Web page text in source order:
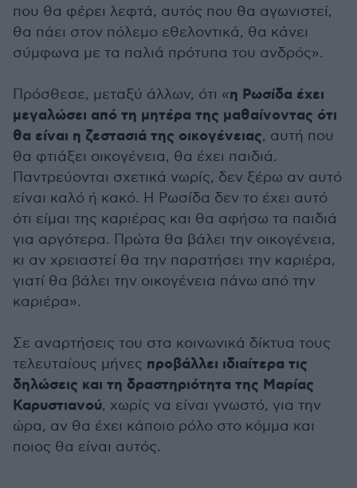
που θα φέρει λεφτά, αυτός που θα αγωνιστεί,
θα πάει στον πόλεμο εθελοντικά, θα κάνει
σύμφωνα με τα παλιά πρότυπα του ανδρός».
Πρόσθεσε, μεταξύ άλλων, ότι «η Ρωσίδα έχει
μεγαλώσει από τη μητέρα της μαθαίνοντας ότι
θα είναι η ζεστασιά της οικογένειας, αυτή που
θα φτιάξει οικογένεια, θα έχει παιδιά.
Παντρεύονται σχετικά νωρίς, δεν ξέρω αν αυτό
είναι καλό ή κακό. Η Ρωσίδα δεν το έχει αυτό
ότι είμαι της καριέρας και θα αφήσω τα παιδιά
για αργότερα. Πρώτα θα βάλει την οικογένεια,
κι αν χρειαστεί θα την παρατήσει την καριέρα,
γιατί θα βάλει την οικογένεια πάνω από την
καριέρα».
Σε αναρτήσεις του στα κοινωνικά δίκτυα τους
τελευταίους μήνες προβάλλει ιδιαίτερα τις
δηλώσεις και τη δραστηριότητα της Μαρίας
Καρυστιανού, χωρίς να είναι γνωστό, για την
ώρα, αν θα έχει κάποιο ρόλο στο κόμμα και
ποιος θα είναι αυτός.